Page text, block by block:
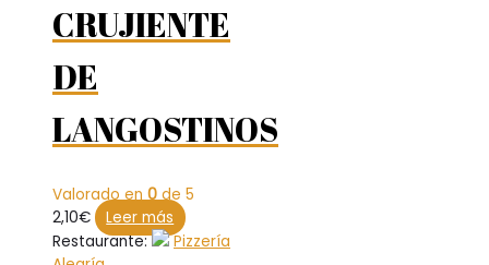
CRUJIENTE
DE
LANGOSTINOS
Valorado en0de 5
2,10€
Leer más
Restaurante:
Pizzería